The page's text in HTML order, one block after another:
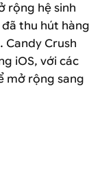
rộng hệ sinh
thu hút hàng
Crush
iOS, với các
mở rộng sang